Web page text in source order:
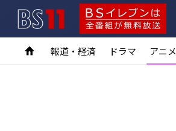
BSイレブンは全番組が無料放送
報道・経済 ドラマ アニメ